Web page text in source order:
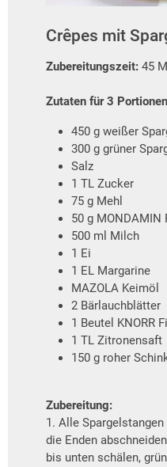
Crêpes mit
Zubereitungszeit: 45
Zutaten für 3
450 g weißer
300 g grüner
Salz
1 TL Zucker
75 g Mehl
50 g MONDAMIN
500 ml Milch
1 Ei
1 EL Margarine
MAZOLA Keimöl
2 Bärlauchblätter
1 Beutel KNORR
1 TL Zitronensaft
150 g roher
Zubereitung:
1. Alle
die Enden
bis unten schälen,